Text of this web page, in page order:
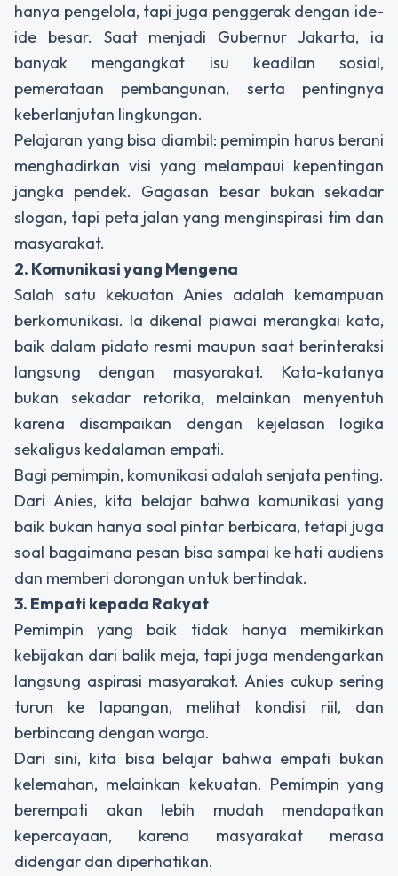
hanya pengelola, tapi juga penggerak dengan ide-
ide besar. Saat menjadi Gubernur Jakarta, ia
banyak mengangkat isu keadilan sosial,
pemerataan pembangunan, serta pentingnya
keberlanjutan lingkungan.
Pelajaran yang bisa diambil: pemimpin harus berani
menghadirkan visi yang melampaui kepentingan
jangka pendek. Gagasan besar bukan sekadar
slogan, tapi peta jalan yang menginspirasi tim dan
masyarakat.
2. Komunikasi yang Mengena
Salah satu kekuatan Anies adalah kemampuan
berkomunikasi. Ia dikenal piawai merangkai kata,
baik dalam pidato resmi maupun saat berinteraksi
langsung dengan masyarakat. Kata-katanya
bukan sekadar retorika, melainkan menyentuh
karena disampaikan dengan kejelasan logika
sekaligus kedalaman empati.
Bagi pemimpin, komunikasi adalah senjata penting.
Dari Anies, kita belajar bahwa komunikasi yang
baik bukan hanya soal pintar berbicara, tetapi juga
soal bagaimana pesan bisa sampai ke hati audiens
dan memberi dorongan untuk bertindak.
3. Empati kepada Rakyat
Pemimpin yang baik tidak hanya memikirkan
kebijakan dari balik meja, tapi juga mendengarkan
langsung aspirasi masyarakat. Anies cukup sering
turun ke lapangan, melihat kondisi riil, dan
berbincang dengan warga.
Dari sini, kita bisa belajar bahwa empati bukan
kelemahan, melainkan kekuatan. Pemimpin yang
berempati akan lebih mudah mendapatkan
kepercayaan, karena masyarakat merasa
didengar dan diperhatikan.